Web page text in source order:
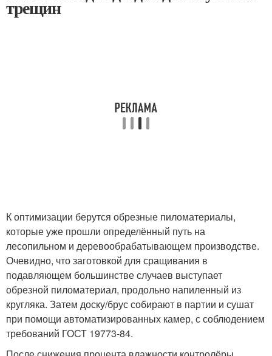
трещин
К оптимизации берутся обрезные пиломатериалы,
которые уже прошли определённый путь на
лесопильном и деревообрабатывающем производстве.
Очевидно, что заготовкой для сращивания в
подавляющем большинстве случаев выступает
обрезной пиломатериал, продольно напиленный из
кругляка. Затем доску/брус собирают в партии и сушат
при помощи автоматизированных камер, с соблюдением
требований ГОСТ 19773-84.